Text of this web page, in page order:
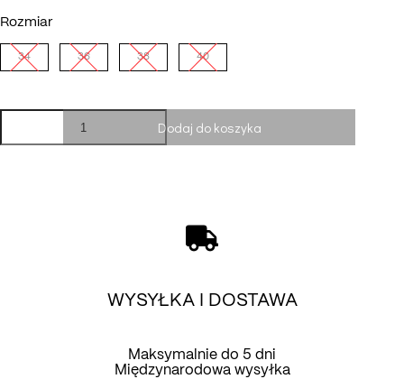
Rozmiar
34 36 38 40
z
Dodaj do koszyka
WYSYŁKA I DOSTAWA
Maksymalnie do 5 dni
Międzynarodowa wysyłka